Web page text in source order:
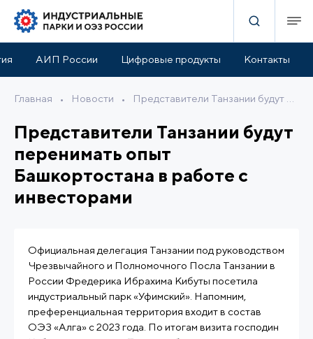
АИП России Цифровые продукты Контакты
Главная • Новости •
Представители Танзании будут
перенимать опыт
Башкортостана в работе с
инвесторами
Официальная делегация Танзании под руководством
Чрезвычайного и Полномочного Посла Танзании в
России Фредерика Ибрахима Кибуты посетила
индустриальный парк «Уфимский». Напомним,
преференциальная территория входит в состав
ОЭЗ «Алга» с 2023 года. По итогам визита господин